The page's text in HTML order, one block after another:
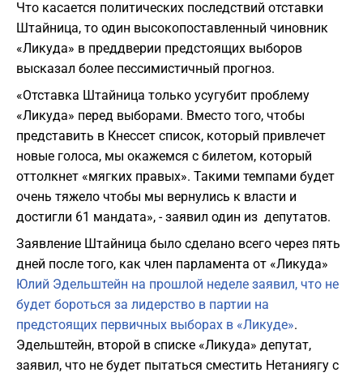
Что касается политических последствий отставки
Штайница, то один высокопоставленный чиновник
«Ликуда» в преддверии предстоящих выборов
высказал более пессимистичный прогноз.
«Отставка Штайница только усугубит проблему
«Ликуда» перед выборами. Вместо того, чтобы
представить в Кнессет список, который привлечет
новые голоса, мы окажемся с билетом, который
оттолкнет «мягких правых». Такими темпами будет
очень тяжело чтобы мы вернулись к власти и
достигли 61 мандата», - заявил один из депутатов.
Заявление Штайница было сделано всего через пять
дней после того, как член парламента от «Ликуда»
Юлий Эдельштейн на прошлой неделе заявил, что не
будет бороться за лидерство в партии на
предстоящих первичных выборах в «Ликуде».
Эдельштейн, второй в списке «Ликуда» депутат,
заявил, что не будет пытаться сместить Нетаниягу с